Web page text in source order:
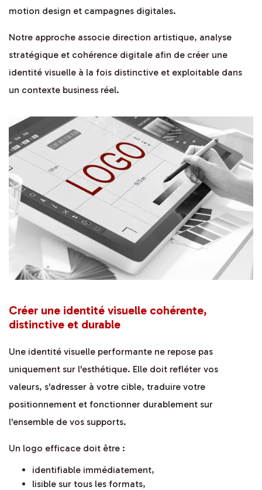
motion design et campagnes digitales.
Notre approche associe direction artistique, analyse
stratégique et cohérence digitale afin de créer une
identité visuelle à la fois distinctive et exploitable dans
un contexte business réel.
Créer une identité visuelle cohérente,
distinctive et durable
Une identité visuelle performante ne repose pas
uniquement sur l'esthétique. Elle doit refléter vos
valeurs, s'adresser à votre cible, traduire votre
positionnement et fonctionner durablement sur
l'ensemble de vos supports.
Un logo efficace doit être :
identifiable immédiatement,
lisible sur tous les formats,